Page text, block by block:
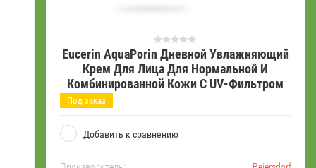
Eucerin AquaPorin Дневной Увлажняющий
Крем Для Лица Для Нормальной И
Комбинированной Кожи С UV-Фильтром
Под заказ
Добавить к сравнению